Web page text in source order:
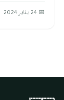
📅 24 يناير 2024